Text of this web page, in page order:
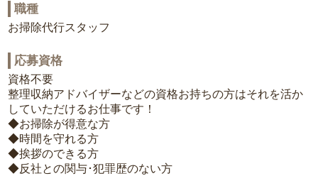
職種
お掃除代行スタッフ
応募資格
資格不要
整理収納アドバイザーなどの資格お持ちの方はそれを活か
していただけるお仕事です！
◆お掃除が得意な方
◆時間を守れる方
◆挨拶のできる方
◆反社との関与･犯罪歴のない方